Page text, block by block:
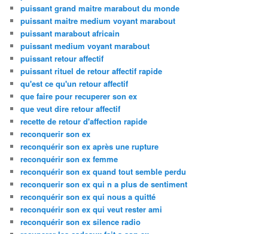
puissant grand maitre marabout du monde
puissant maitre medium voyant marabout
puissant marabout africain
puissant medium voyant marabout
puissant retour affectif
puissant rituel de retour affectif rapide
qu'est ce qu'un retour affectif
que faire pour recuperer son ex
que veut dire retour affectif
recette de retour d'affection rapide
reconquerir son ex
reconquérir son ex après une rupture
reconquérir son ex femme
reconquérir son ex quand tout semble perdu
reconquerir son ex qui n a plus de sentiment
reconquérir son ex qui nous a quitté
reconquérir son ex qui veut rester ami
reconquérir son ex silence radio